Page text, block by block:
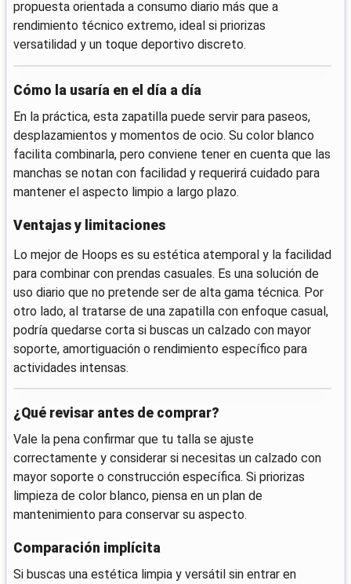
propuesta orientada a consumo diario más que a
rendimiento técnico extremo, ideal si priorizas
versatilidad y un toque deportivo discreto.
Cómo la usaría en el día a día
En la práctica, esta zapatilla puede servir para paseos,
desplazamientos y momentos de ocio. Su color blanco
facilita combinarla, pero conviene tener en cuenta que las
manchas se notan con facilidad y requerirá cuidado para
mantener el aspecto limpio a largo plazo.
Ventajas y limitaciones
Lo mejor de Hoops es su estética atemporal y la facilidad
para combinar con prendas casuales. Es una solución de
uso diario que no pretende ser de alta gama técnica. Por
otro lado, al tratarse de una zapatilla con enfoque casual,
podría quedarse corta si buscas un calzado con mayor
soporte, amortiguación o rendimiento específico para
actividades intensas.
¿Qué revisar antes de comprar?
Vale la pena confirmar que tu talla se ajuste
correctamente y considerar si necesitas un calzado con
mayor soporte o construcción específica. Si priorizas
limpieza de color blanco, piensa en un plan de
mantenimiento para conservar su aspecto.
Comparación implícita
Si buscas una estética limpia y versátil sin entrar en